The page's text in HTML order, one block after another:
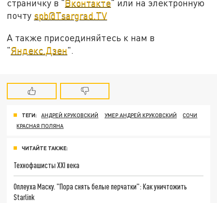
страничку в "Вконтакте" или на электронную
почту spb@Tsargrad.TV
А также присоединяйтесь к нам в
"Яндекс.Дзен".
ТЕГИ: АНДРЕЙ КРУКОВСКИЙ УМЕР АНДРЕЙ КРУКОВСКИЙ
СОЧИ
КРАСНАЯ ПОЛЯНА
ЧИТАЙТЕ ТАКЖЕ:
Технофашисты XXI века
Оплеуха Маску. "Пора снять белые перчатки": Как уничтожить
Starlink